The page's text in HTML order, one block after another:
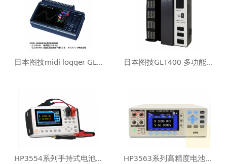
日本图技midi logger GL840M/GL840WV存储记录仪 日本图技GLT400 多功能数据记录仪
HP3554系列手持式电池内阻测试仪 HP3563系列高精度电池内阻测试仪